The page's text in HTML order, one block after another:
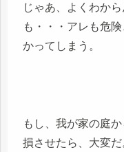
じゃあ、よくわか
も・・・アレも危
かってしまう。
もし、我が家の庭
損させたら、大変だ